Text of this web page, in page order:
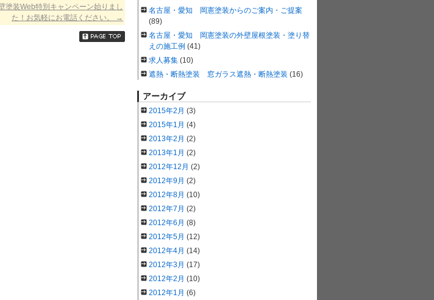
塗装Web特別キャンペーン始りまし
た！お気軽にお電話ください。
→
名古屋・愛知 岡憲塗装からのご案内・ご提案
(89)
名古屋・愛知 岡憲塗装の外壁屋根塗装・塗り替
えの施工例 (41)
求人募集 (10)
遮熱・断熱塗装 窓ガラス遮熱・断熱塗装 (16)
アーカイブ
2015年2月 (3)
2015年1月 (4)
2013年2月 (2)
2013年1月 (2)
2012年12月 (2)
2012年9月 (2)
2012年8月 (10)
2012年7月 (2)
2012年6月 (8)
2012年5月 (12)
2012年4月 (14)
2012年3月 (17)
2012年2月 (10)
2012年1月 (6)